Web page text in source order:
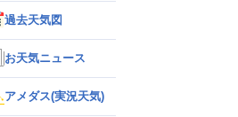
過去天気図
お天気ニュース
アメダス(実況天気)